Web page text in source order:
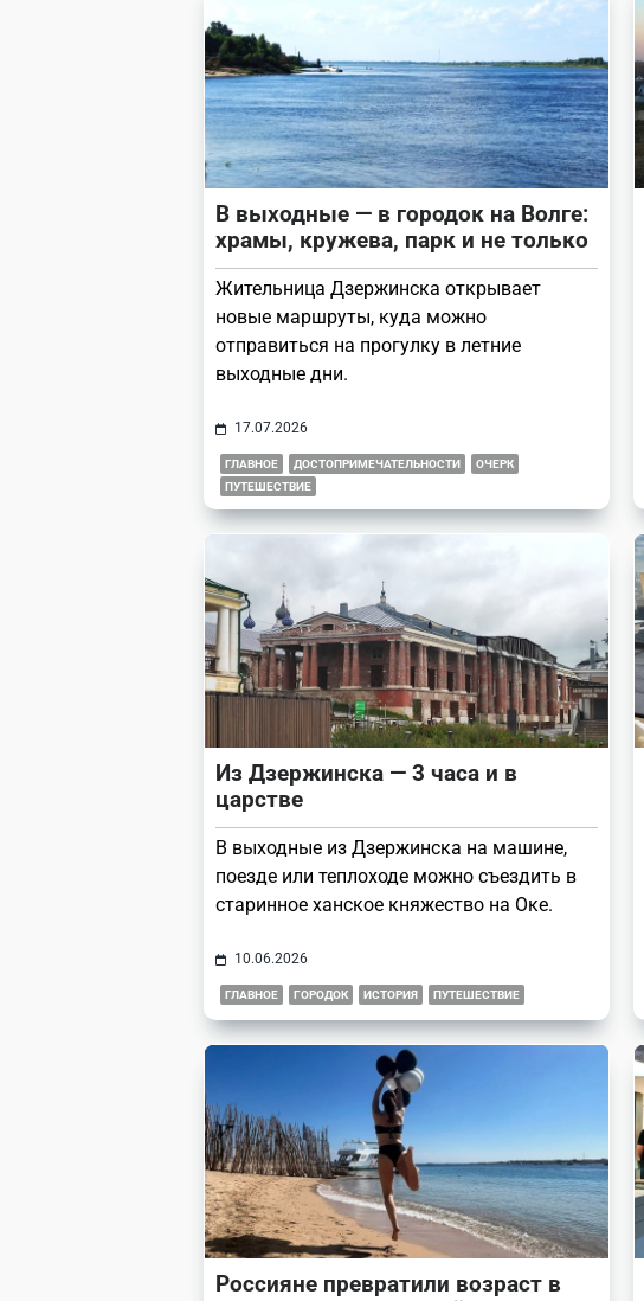
В выходные — в городок на Волге:
храмы, кружева, парк и не только
Жительница Дзержинска открывает
новые маршруты, куда можно
отправиться на прогулку в летние
выходные дни.
17.07.2026
ГЛАВНОЕ ДОСТОПРИМЕЧАТЕЛЬНОСТИ
ОЧЕРК
ПУТЕШЕСТВИЕ
Из Дзержинска — 3 часа и в
царстве
В выходные из Дзержинска на машине,
поезде или теплоходе можно съездить в
старинное ханское княжество на Оке.
10.06.2026
ГЛАВНОЕ ГОРОДОК ИСТОРИЯ ПУТЕШЕСТВИЕ
Россияне превратили возраст в